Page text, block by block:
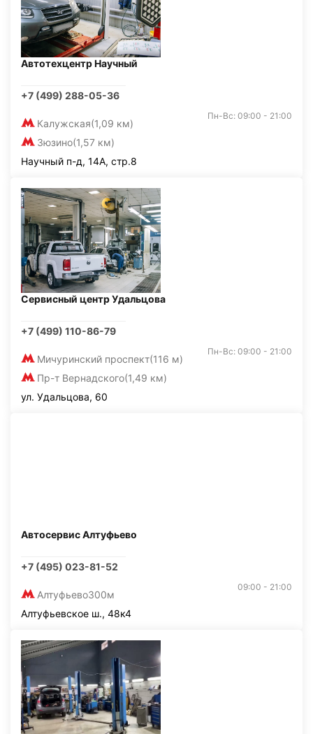
Автотехцентр Научный
+7 (499) 288-05-36
Калужская(1,09 км)
Зюзино(1,57 км)
Пн-Вс: 09:00 - 21:00
Научный п-д, 14А, стр.8
Сервисный центр Удальцова
+7 (499) 110-86-79
Мичуринский проспект(116 м)
Пр-т Вернадского(1,49 км)
Пн-Вс: 09:00 - 21:00
ул. Удальцова, 60
Автосервис Алтуфьево
+7 (495) 023-81-52
Алтуфьево300м
09:00 - 21:00
Алтуфьевское ш., 48к4